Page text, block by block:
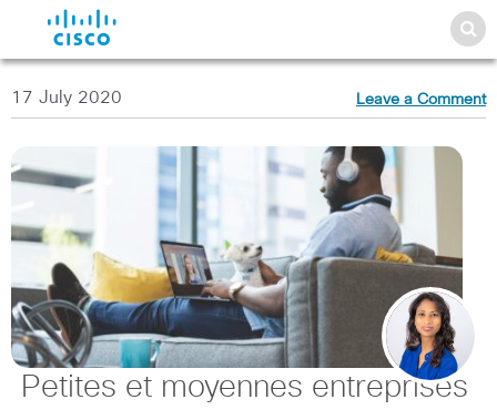
17 July 2020 Leave a Comment
Petites et moyennes entreprises